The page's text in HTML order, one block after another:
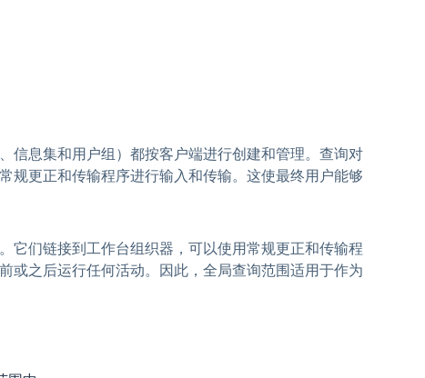
信息集和用户组）都按客户端进行创建和管理。查询对
规更正和传输程序进行输入和传输。这使最终用户能够
它们链接到工作台组织器，可以使用常规更正和传输程
或之后运行任何活动。因此，全局查询范围适用于作为